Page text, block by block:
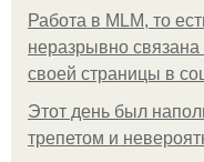
Работа в MLM, то
неразрывно связана
своей страницы в
Этот день был
трепетом и